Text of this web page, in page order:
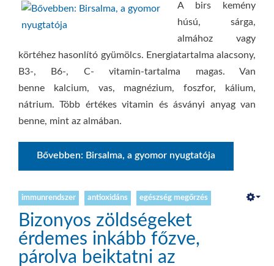
A birs kemény
húsú, sárga,
almához vagy
körtéhez hasonlító gyümölcs. Energiatartalma alacsony,
B3-, B6-, C- vitamin-tartalma magas. Van
benne kalcium, vas, magnézium, foszfor, kálium,
nátrium. Több értékes vitamin és ásványi anyag van
benne, mint az almában.
Bővebben: Birsalma, a gyomor nyugtatója
immunrendszer antioxidáns egészség megőrzés
Bizonyos zöldségeket
érdemes inkább főzve,
párolva beiktatni az